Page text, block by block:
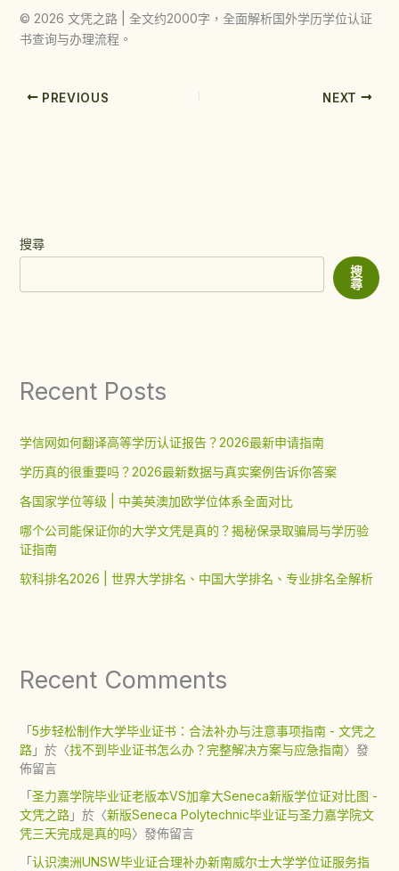
© 2026 文凭之路 | 全文约2000字，全面解析国外学历学位认证
书查询与办理流程。
PREVIOUS NEXT
搜尋
搜
尋
Recent Posts
学信网如何翻译高等学历认证报告？2026最新申请指南
学历真的很重要吗？2026最新数据与真实案例告诉你答案
各国家学位等级 | 中美英澳加欧学位体系全面对比
哪个公司能保证你的大学文凭是真的？揭秘保录取骗局与学历验
证指南
软科排名2026 | 世界大学排名、中国大学排名、专业排名全解析
Recent Comments
「5步轻松制作大学毕业证书：合法补办与注意事项指南 - 文凭之
路」於〈找不到毕业证书怎么办？完整解决方案与应急指南〉發
佈留言
「圣力嘉学院毕业证老版本VS加拿大Seneca新版学位证对比图 -
文凭之路」於〈新版Seneca Polytechnic毕业证与圣力嘉学院文
凭三天完成是真的吗〉發佈留言
「认识澳洲UNSW毕业证合理补办新南威尔士大学学位证服务指